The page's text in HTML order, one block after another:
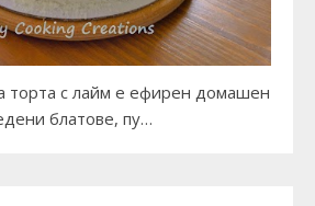
торта с лайм е ефирен домашен
блатове, пу…